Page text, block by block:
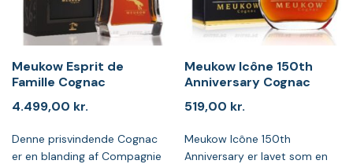
Meukow Esprit de
Famille Cognac
4.499,00 kr.
Denne prisvindende Cognac
er en blanding af Compagnie
Meukow Icône 150th
Anniversary Cognac
519,00 kr.
Meukow Icône 150th
Anniversary er lavet som en